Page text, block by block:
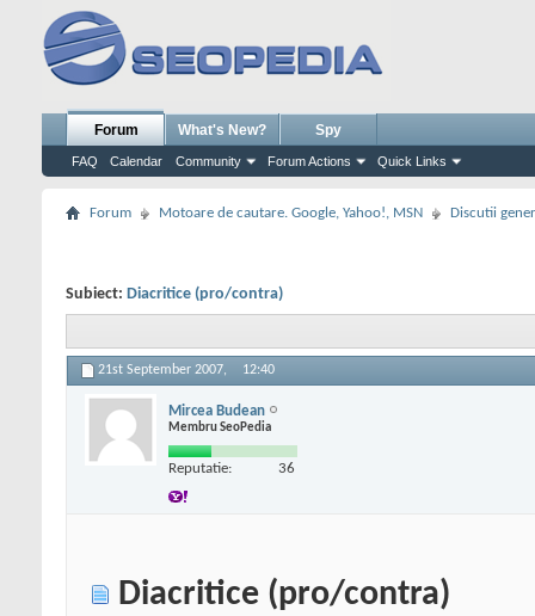
Forum
FAQ Calendar Community Forum Actions Quick Links
What's New? Spy
Forum Motoare de cautare. Google, Yahoo!, MSN Discutii
Subiect: Diacritice (pro/contra)
21st September 2007, 12:40
Mircea Budean
Membru SeoPedia
Reputatie: 36
Diacritice (pro/contra)